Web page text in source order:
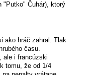
"Putko" Čuhár), ktorý
ako hráč zahral. Tlak
času.
ale i francúzski
tomu, že od 1/4